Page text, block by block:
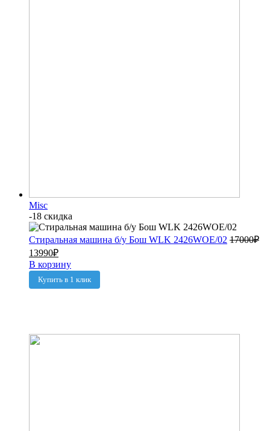
Misc
-18 скидка
Стиральная машина б/у Бош WLK 2426WOE/02 17000₽
13990₽
В корзину
Купить в 1 клик